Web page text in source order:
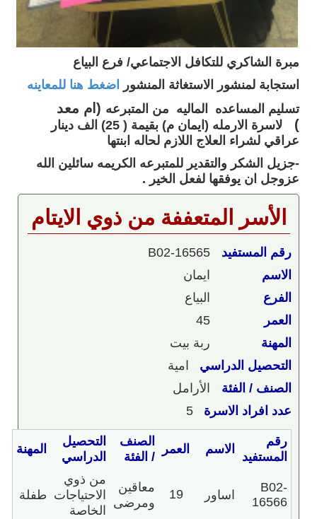
مبرة الشاكري للتكافل الاجتماعي/ فرع البياع
استجابة لمنشور الاستغاثة المنشور
اضغط هنا للمعاينه
تسليم المساعده الماليه من المتبرعه (ام معد
)
لاسرة الارمله (ايمان م) بقيمة ( 25) الف دينار
عراقي لشراء العلاج اللازم لحاله ابنتها
-جزيل الشكر والتقدير للمتبرعه الكريمه سائلين الله
عزوجل ان يوفقها لفعل الخير .
الأسر المتعففة من ذوي الايتام
رقم المستفيد
B02-16565
الاسم
ايمان
الفرع
البياع
العمر
45
المهنة
ربة بيت
التحصيل الدراسي
امية
الصنف / الفئة
الأرامل
عدد افراد الاسرة
5
رقم
المستفيد
الاسم العمر
الصنف
/ الفئة
التحصيل
الدراسي
المهنة
B02-
16566
اساور 19
معاقين
ومرضى
من ذوي
الاحتياجات
الخاصة
طفلة